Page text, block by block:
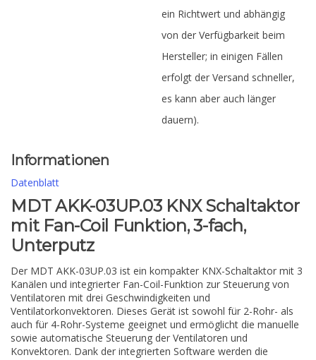
ein Richtwert und abhängig
von der Verfügbarkeit beim
Hersteller; in einigen Fällen
erfolgt der Versand schneller,
es kann aber auch länger
dauern).
Informationen
Datenblatt
MDT AKK-03UP.03 KNX Schaltaktor
mit Fan-Coil Funktion, 3-fach,
Unterputz
Der MDT AKK-03UP.03 ist ein kompakter KNX-Schaltaktor mit 3
Kanälen und integrierter Fan-Coil-Funktion zur Steuerung von
Ventilatoren mit drei Geschwindigkeiten und
Ventilatorkonvektoren. Dieses Gerät ist sowohl für 2-Rohr- als
auch für 4-Rohr-Systeme geeignet und ermöglicht die manuelle
sowie automatische Steuerung der Ventilatoren und
Konvektoren. Dank der integrierten Software werden die